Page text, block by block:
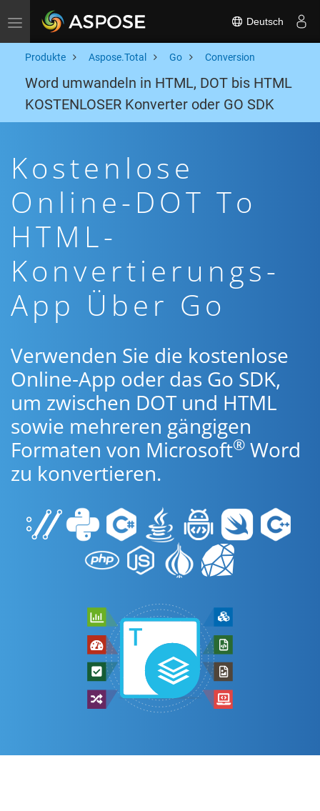
Toggle navigation Deutsch
Produkte Aspose.Total Go Conversion
Word umwandeln in HTML, DOT bis HTML
KOSTENLOSER Konverter oder GO SDK
Kostenlose
Online-DOT To
HTML-
Konvertierungs-
App Über Go
Verwenden Sie die kostenlose
Online-App oder das Go SDK,
um zwischen DOT und HTML
sowie mehreren gängigen
Formaten von Microsoft® Word
zu konvertieren.